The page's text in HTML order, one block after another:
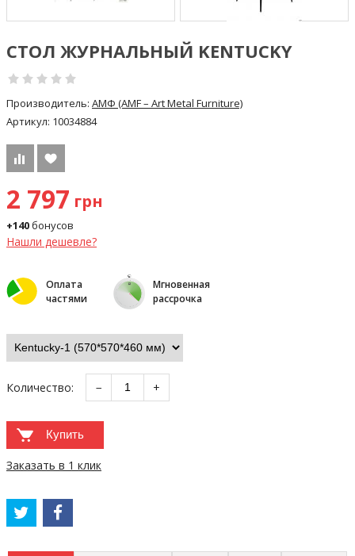
СТОЛ ЖУРНАЛЬНЫЙ KENTUCKY
Производитель: АМФ (AMF – Art Metal Furniture)
Артикул: 10034884
2 797 грн
+140бонусов
Нашли дешевле?
Оплата
частями
Мгновенная
рассрочка
Количество: − +
Купить
Заказать в 1 клик